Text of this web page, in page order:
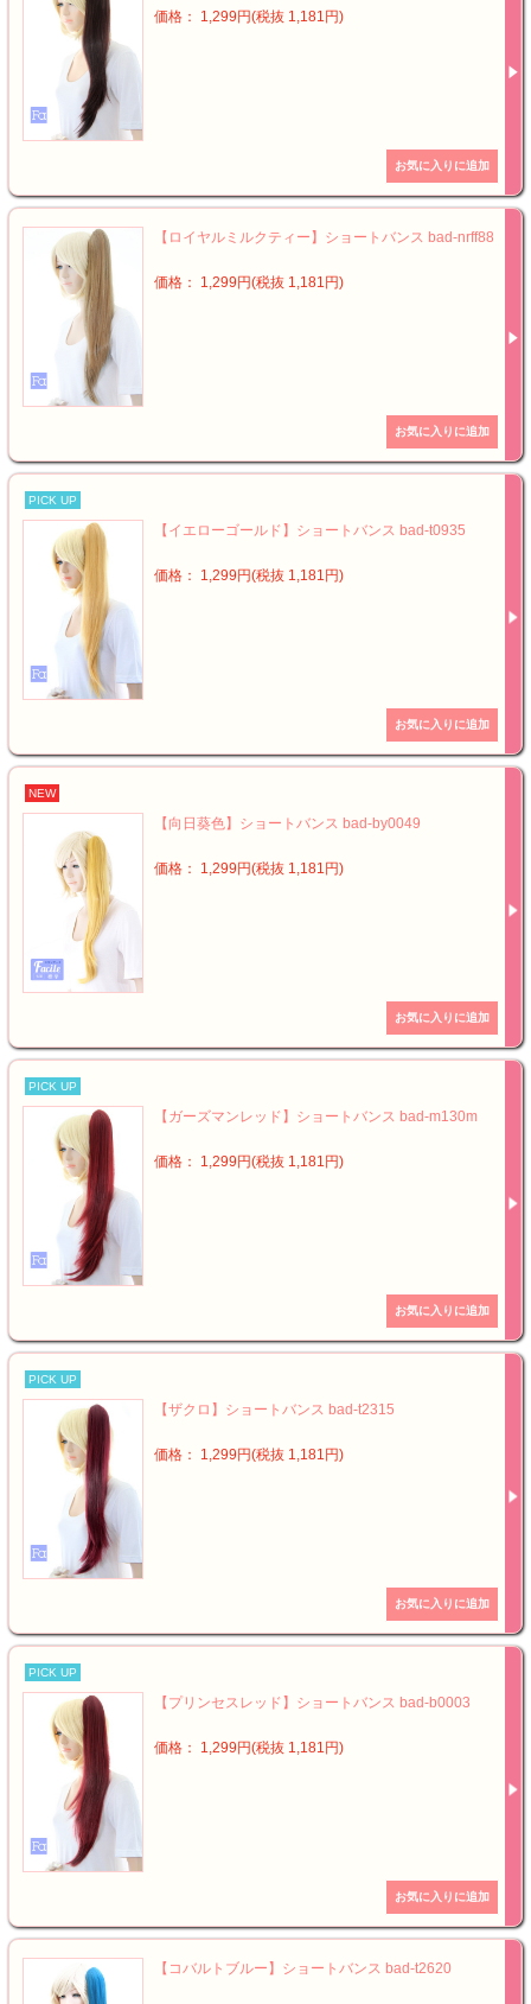
価格： 1,299円(税抜 1,181円)
【ロイヤルミルクティー】ショートバンス bad-nrff88
価格： 1,299円(税抜 1,181円)
PICK UP
【イエローゴールド】ショートバンス bad-t0935
価格： 1,299円(税抜 1,181円)
NEW
【向日葵色】ショートバンス bad-by0049
価格： 1,299円(税抜 1,181円)
PICK UP
【ガーズマンレッド】ショートバンス bad-m130m
価格： 1,299円(税抜 1,181円)
PICK UP
【ザクロ】ショートバンス bad-t2315
価格： 1,299円(税抜 1,181円)
PICK UP
【プリンセスレッド】ショートバンス bad-b0003
価格： 1,299円(税抜 1,181円)
【コバルトブルー】ショートバンス bad-t2620